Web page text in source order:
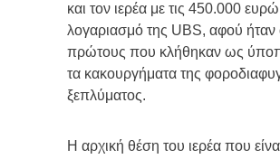
και τον ιερέα με τις 450.000
λογαριασμό της UBS, αφού ήταν
πρώτους που κλήθηκαν ως
τα κακουργήματα της
ξεπλύματος.
Η αρχική θέση του ιερέα που